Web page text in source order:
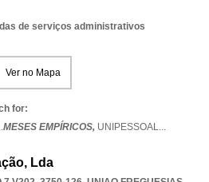
de serviços administrativos
Ver no Mapa
for:
MESES EMPÍRICOS, UNIPESSOAL...
Lda